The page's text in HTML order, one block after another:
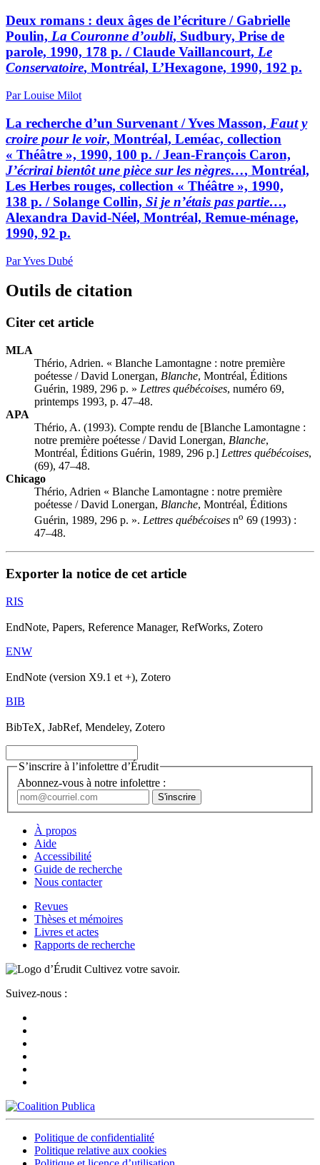
Deux romans : deux âges de l’écriture / Gabrielle
Poulin, La Couronne d’oubli, Sudbury, Prise de
parole, 1990, 178 p. / Claude Vaillancourt, Le
Conservatoire, Montréal, L’Hexagone, 1990, 192 p.
Par Louise Milot
La recherche d’un Survenant / Yves Masson, Faut y
croire pour le voir, Montréal, Leméac, collection
« Théâtre », 1990, 100 p. / Jean-François Caron,
J’écrirai bientôt une pièce sur les nègres…, Montréal,
Les Herbes rouges, collection « Théâtre », 1990,
138 p. / Solange Collin, Si je n’étais pas partie…,
Alexandra David-Néel, Montréal, Remue-ménage,
1990, 92 p.
Par Yves Dubé
Outils de citation
Citer cet article
MLA
Thério, Adrien. « Blanche Lamontagne : notre première
poétesse / David Lonergan, Blanche, Montréal, Éditions
Guérin, 1989, 296 p. » Lettres québécoises, numéro 69,
printemps 1993, p. 47–48.
APA
Thério, A. (1993). Compte rendu de [Blanche Lamontagne :
notre première poétesse / David Lonergan, Blanche,
Montréal, Éditions Guérin, 1989, 296 p.] Lettres québécoises,
(69), 47–48.
Chicago
Thério, Adrien « Blanche Lamontagne : notre première
poétesse / David Lonergan, Blanche, Montréal, Éditions
Guérin, 1989, 296 p. ». Lettres québécoises no 69 (1993) :
47–48.
Exporter la notice de cet article
RIS
EndNote, Papers, Reference Manager, RefWorks, Zotero
ENW
EndNote (version X9.1 et +), Zotero
BIB
BibTeX, JabRef, Mendeley, Zotero
S’inscrire à l’infolettre d’Érudit
Abonnez-vous à notre infolettre :
À propos
Aide
Accessibilité
Guide de recherche
Nous contacter
Revues
Thèses et mémoires
Livres et actes
Rapports de recherche
Cultivez votre savoir.
Suivez-nous :
Politique de confidentialité
Politique relative aux cookies